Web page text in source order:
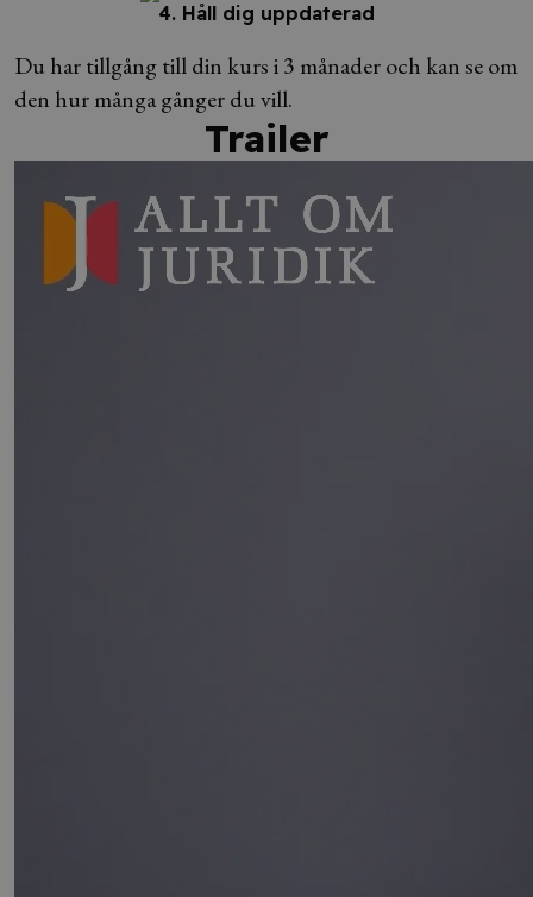
4. Håll dig uppdaterad
Du har tillgång till din kurs i 3 månader och kan se om
den hur många gånger du vill.
Trailer